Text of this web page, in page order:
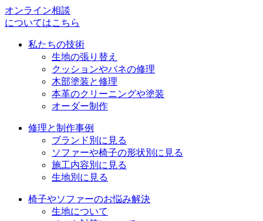
シ
ョ
オンライン相談
についてはこちら
私たちの技術
生地の張り替え
クッションやバネの修理
木部塗装と修理
本革のクリーニングや塗装
オーダー制作
修理と制作事例
ブランド別に見る
ソファーや椅子の形状別に見る
施工内容別に見る
生地別に見る
椅子やソファーのお悩み解決
生地について